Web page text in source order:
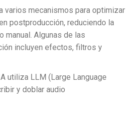
varios mecanismos para optimizar
postproducción, reduciendo la
manual. Algunas de las
incluyen efectos, filtros y
utiliza LLM (Large Language
y doblar audio